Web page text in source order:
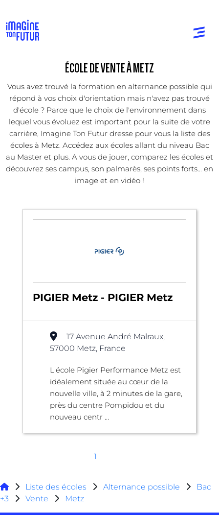
ÉCOLE DE VENTE À METZ
Vous avez trouvé la formation en alternance possible qui
répond à vos choix d'orientation mais n'avez pas trouvé
d'école ? Parce que le choix de l'environnement dans
lequel vous évoluez est important pour la suite de votre
carrière, Imagine Ton Futur dresse pour vous la liste des
écoles à Metz. Accédez aux écoles allant du niveau Bac
au Master et plus. A vous de jouer, comparez les écoles et
découvrez ses campus, son palmarès, ses points forts... en
image et en vidéo !
PIGIER Metz - PIGIER Metz
17 Avenue André Malraux,
57000 Metz, France
L'école Pigier Performance Metz est
idéalement située au cœur de la
nouvelle ville, à 2 minutes de la gare,
près du centre Pompidou et du
nouveau centr ...
1
Liste des écoles Alternance possible
Bac
+3
Vente Metz